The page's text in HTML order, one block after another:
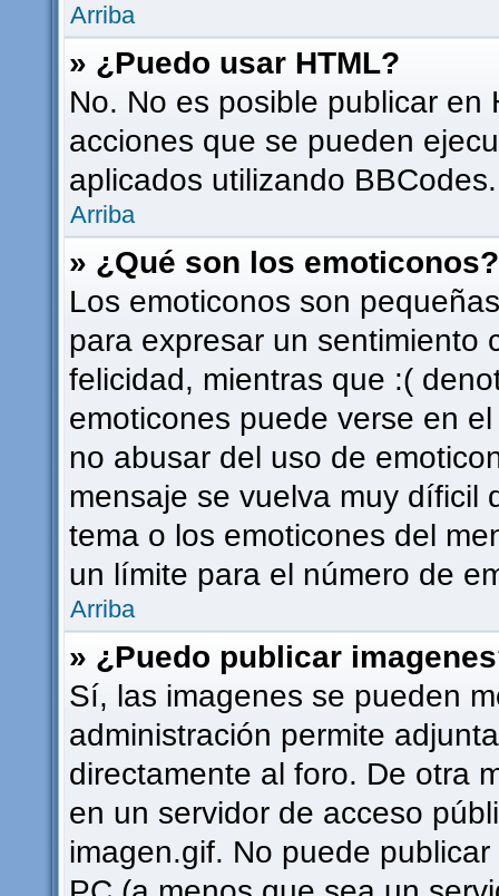
Arriba
» ¿Puedo usar HTML?
No. No es posible publicar en
acciones que se pueden
aplicados utilizando BBCodes.
Arriba
» ¿Qué son los emoticonos?
Los emoticonos son
para expresar un sentimiento
felicidad, mientras que :(
emoticones puede verse en
no abusar del uso de
mensaje se vuelva muy díficil
tema o los emoticones del
un límite para el número de
Arriba
» ¿Puedo publicar
Sí, las imagenes se pueden
administración permite
directamente al foro. De otra
en un servidor de acceso
imagen.gif. No puede